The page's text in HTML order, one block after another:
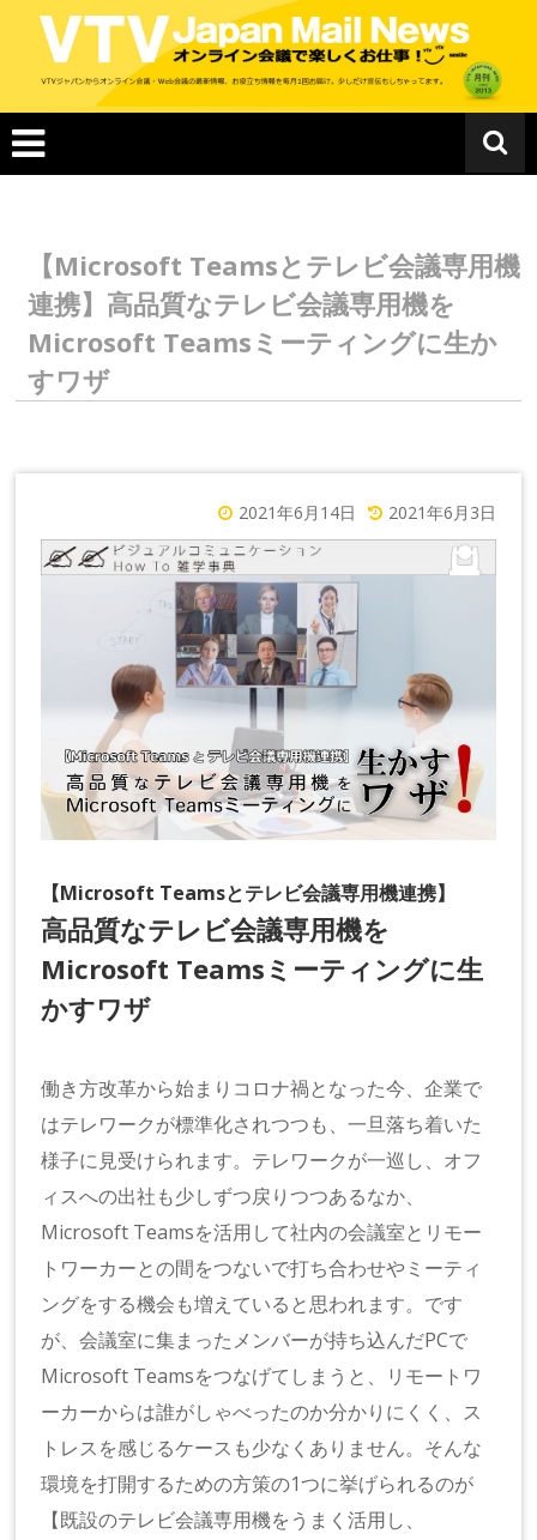
へ
ス
【Microsoft Teamsとテレビ会議専用機
連携】高品質なテレビ会議専用機を
Microsoft Teamsミーティングに生か
すワザ
2021年6月14日 2021年6月3日
【Microsoft Teamsとテレビ会議専用機連携】
高品質なテレビ会議専用機を
Microsoft Teamsミーティングに生
かすワザ
働き方改革から始まりコロナ禍となった今、企業で
はテレワークが標準化されつつも、一旦落ち着いた
様子に見受けられます。テレワークが一巡し、オフ
ィスへの出社も少しずつ戻りつつあるなか、
Microsoft Teamsを活用して社内の会議室とリモー
トワーカーとの間をつないで打ち合わせやミーティ
ングをする機会も増えていると思われます。です
が、会議室に集まったメンバーが持ち込んだPCで
Microsoft Teamsをつなげてしまうと、リモートワ
ーカーからは誰がしゃべったのか分かりにくく、ス
トレスを感じるケースも少なくありません。そんな
環境を打開するための方策の1つに挙げられるのが
【既設のテレビ会議専用機をうまく活用し、